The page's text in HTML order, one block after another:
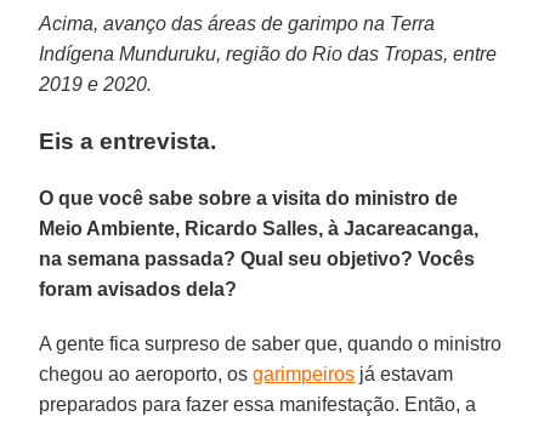
Acima, avanço das áreas de garimpo na Terra
Indígena Munduruku, região do Rio das Tropas, entre
2019 e 2020.
Eis a entrevista.
O que você sabe sobre a visita do ministro de
Meio Ambiente, Ricardo Salles, à Jacareacanga,
na semana passada? Qual seu objetivo? Vocês
foram avisados dela?
A gente fica surpreso de saber que, quando o ministro
chegou ao aeroporto, osgarimpeiros já estavam
preparados para fazer essa manifestação. Então, a